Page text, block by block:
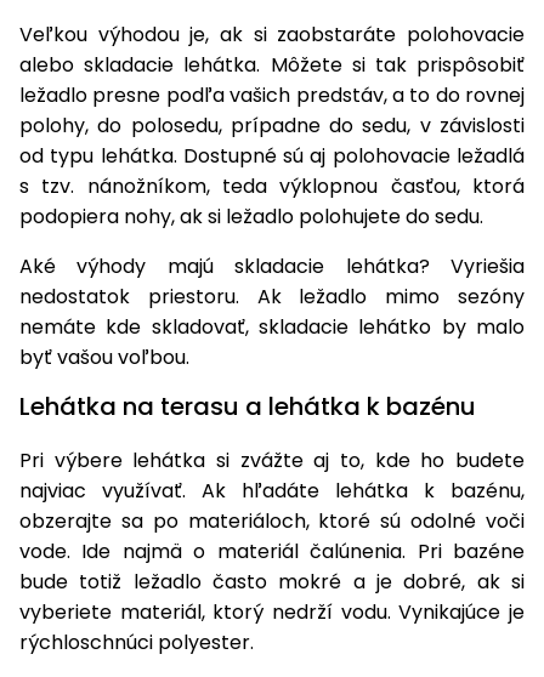
Veľkou výhodou je, ak si zaobstaráte polohovacie
alebo skladacie lehátka. Môžete si tak prispôsobiť
ležadlo presne podľa vašich predstáv, a to do rovnej
polohy, do polosedu, prípadne do sedu, v závislosti
od typu lehátka. Dostupné sú aj polohovacie ležadlá
s tzv. nánožníkom, teda výklopnou časťou, ktorá
podopiera nohy, ak si ležadlo polohujete do sedu.
Aké výhody majú skladacie lehátka? Vyriešia
nedostatok priestoru. Ak ležadlo mimo sezóny
nemáte kde skladovať, skladacie lehátko by malo
byť vašou voľbou.
Lehátka na terasu a lehátka k bazénu
Pri výbere lehátka si zvážte aj to, kde ho budete
najviac využívať. Ak hľadáte lehátka k bazénu,
obzerajte sa po materiáloch, ktoré sú odolné voči
vode. Ide najmä o materiál čalúnenia. Pri bazéne
bude totiž ležadlo často mokré a je dobré, ak si
vyberiete materiál, ktorý nedrží vodu. Vynikajúce je
rýchloschnúci polyester.